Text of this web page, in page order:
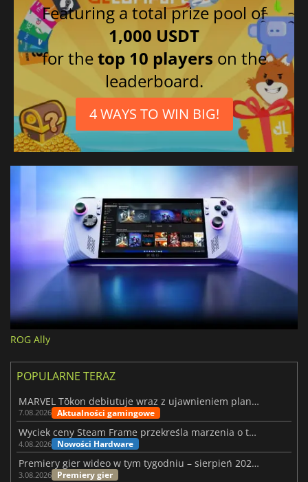
Featuring a total prize pool of
1,000 USDT
for thetop 10 players on the
leaderboard.
4 WAYS TO WIN BIG!
ROG Ally
POPULARNE TERAZ
MARVEL Tōkon debiutuje wraz z ujawnieniem planu rozwoju na pierwszy rok
7.08.2026 Aktualności gamingowe
Wyciek ceny Steam Frame przekreśla marzenia o tanim zestawie VR
4.08.2026 Nowości Hardware
Premiery gier wideo w tym tygodniu – sierpień 2026 r. (32. tydzień)
3.08.2026 Premiery gier